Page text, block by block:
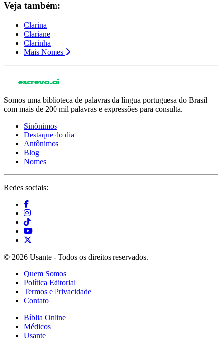
Veja também:
Clarina
Clariane
Clarinha
Mais Nomes
Somos uma biblioteca de palavras da língua portuguesa do Brasil
com mais de 200 mil palavras e expressões para consulta.
Sinônimos
Destaque do dia
Antônimos
Blog
Nomes
Redes sociais:
© 2026 Usante - Todos os direitos reservados.
Quem Somos
Política Editorial
Termos e Privacidade
Contato
Bíblia Online
Médicos
Usante